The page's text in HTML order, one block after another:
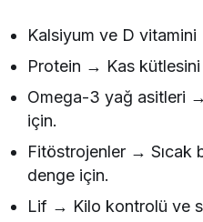
Kalsiyum ve D vitamini
Protein → Kas
Omega-3 yağ asitleri
için.
Fitöstrojenler → Sıcak
denge için.
Lif → Kilo kontrolü ve